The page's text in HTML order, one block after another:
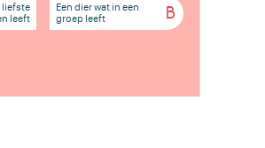
liefste
leeft
B
Een dier wat in een
groep leeft